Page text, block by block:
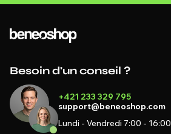
Besoin d'un conseil ?
+421 233 329 795
support@beneoshop.com
Lundi - Vendredi 7:00 - 16:00